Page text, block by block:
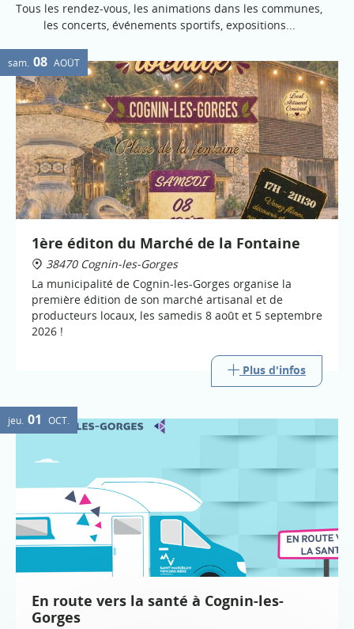
Tous les rendez-vous, les animations dans les communes,
les concerts, événements sportifs, expositions...
sam. 08 AOÛT
1ère éditon du Marché de la Fontaine
38470 Cognin-les-Gorges
La municipalité de Cognin-les-Gorges organise la
première édition de son marché artisanal et de
producteurs locaux, les samedis 8 août et 5 septembre
2026 !
Plus d'infos
jeu. 01 OCT.
En route vers la santé à Cognin-les-
Gorges